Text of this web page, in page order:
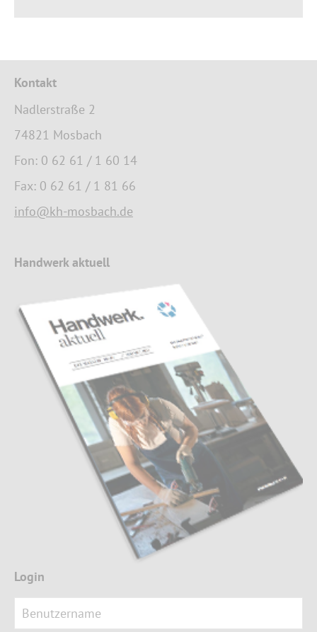
Kontakt
Nadlerstraße 2
74821 Mosbach
Fon: 0 62 61 / 1 60 14
Fax: 0 62 61 / 1 81 66
info@kh-mosbach.de
Handwerk aktuell
Login